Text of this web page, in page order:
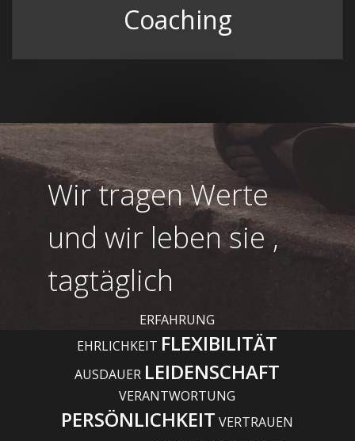
Coaching
Wir tragen Werte
und wir leben sie ,
tagtäglich
ERFAHRUNG
EHRLICHKEIT FLEXIBILITÄT
AUSDAUER LEIDENSCHAFT
VERANTWORTUNG
PERSÖNLICHKEIT VERTRAUEN